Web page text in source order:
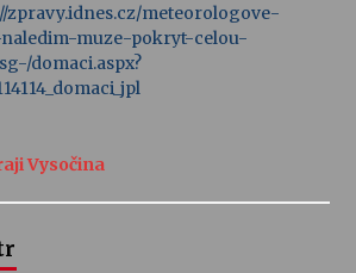
recitál Michala Novenka v Klášteře
3. 7. 2026
6. 2026
zpravy.idnes.cz/meteorologove-
muze-pokryt-celou-
domaci.aspx?
Vysočina